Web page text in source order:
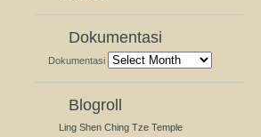
Dokumentasi
Dokumentasi
Blogroll
Ling Shen Ching Tze Temple